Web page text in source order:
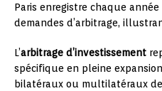
Paris enregistre chaque
demandes d’arbitrage,
L’arbitrage d’investissement
spécifique en pleine
bilatéraux ou multilatéraux